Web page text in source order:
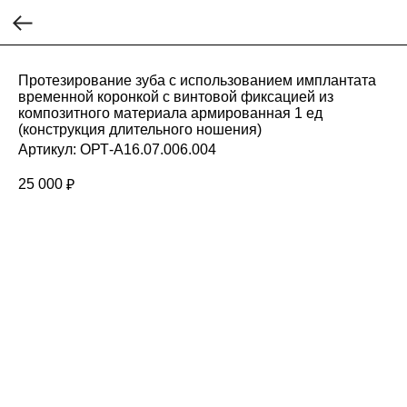
Протезирование зуба с использованием имплантата
временной коронкой с винтовой фиксацией из
композитного материала армированная 1 ед
(конструкция длительного ношения)
Артикул: ОРТ-A16.07.006.004
25 000 ₽